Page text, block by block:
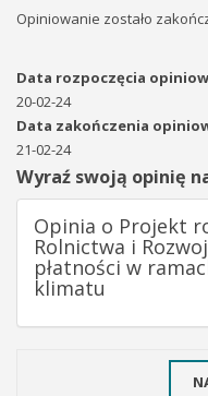
Opiniowanie zostało
Data rozpoczęcia
20-02-24
Data zakończenia
21-02-24
Wyraź swoją opinię
Opinia o Projekt
Rolnictwa i
płatności w
klimatu